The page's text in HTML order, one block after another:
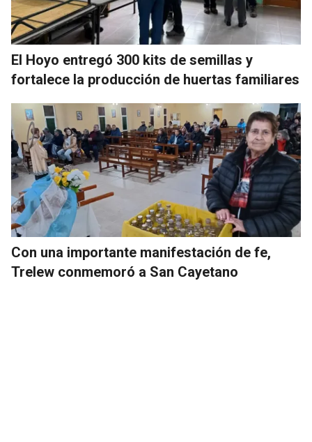
El Hoyo entregó 300 kits de semillas y
fortalece la producción de huertas familiares
Con una importante manifestación de fe,
Trelew conmemoró a San Cayetano